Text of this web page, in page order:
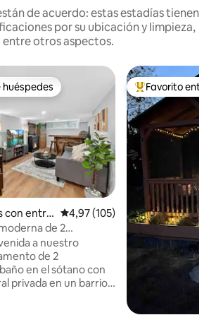
de acuerdo: estas estadías tienen
por su ubicación y limpieza,
entre otros aspectos.
huéspedes más destacados
con entra
en Kingst
Calificación promedio: 4,97 de
4,97 (105)
de 2
+
a nuestro
de 2
en el sótano con
privada en un barrio
Favorito entre
Favorito entre